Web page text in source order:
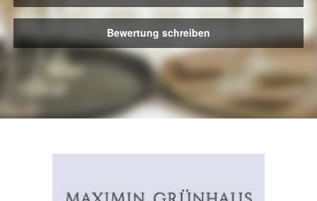
Bewertung schreiben